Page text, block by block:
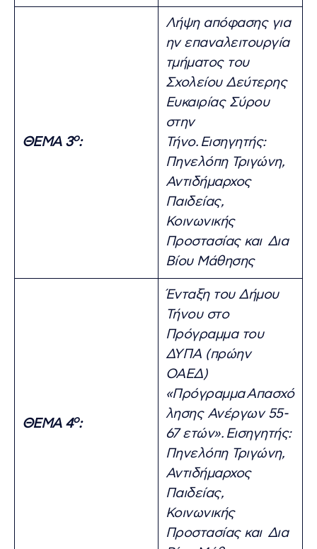
ΘΕΜΑ 3ο:
Λήψη απόφασης για
ην επαναλειτουργία
τμήματος του
Σχολείου Δεύτερης
Ευκαιρίας Σύρου
στην
Τήνο. Εισηγητής:
Πηνελόπη Τριγώνη,
Αντιδήμαρχος
Παιδείας,
Κοινωνικής
Προστασίας και Δια
Βίου Μάθησης
ΘΕΜΑ 4ο:
Ένταξη του Δήμου
Τήνου στο
Πρόγραμμα του
ΔΥΠΑ (πρώην
ΟΑΕΔ)
«ΠρόγραμμαΑπασχό
λησης Ανέργων 55-
67 ετών». Εισηγητής:
Πηνελόπη Τριγώνη,
Αντιδήμαρχος
Παιδείας,
Κοινωνικής
Προστασίας και Δια